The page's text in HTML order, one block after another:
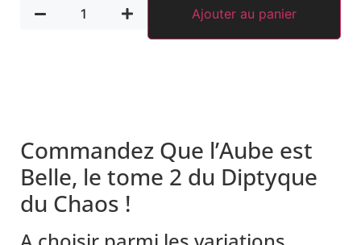
Ajouter au panier
Commandez Que l’Aube est
Belle, le tome 2 du Diptyque
du Chaos !